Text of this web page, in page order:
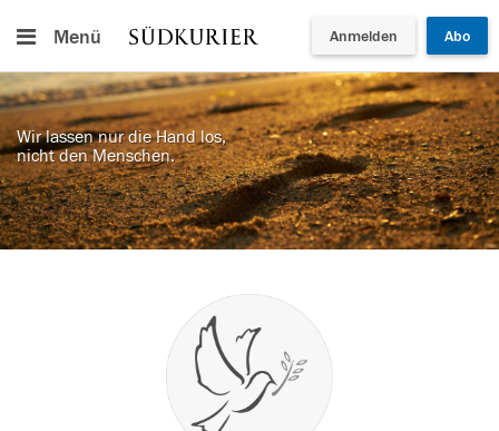
Menü Anmelden Abo
Wir lassen nur die Hand los,
nicht den Menschen.